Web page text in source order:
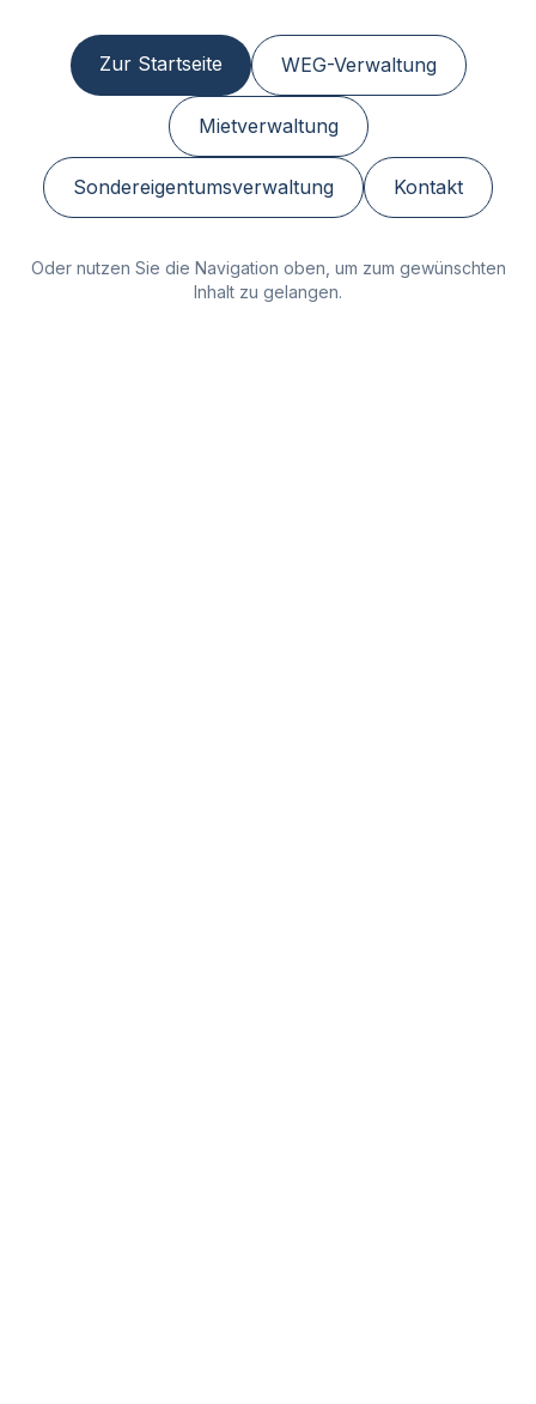
Zur Startseite WEG-Verwaltung
Mietverwaltung
Sondereigentumsverwaltung Kontakt
Oder nutzen Sie die Navigation oben, um zum gewünschten
Inhalt zu gelangen.